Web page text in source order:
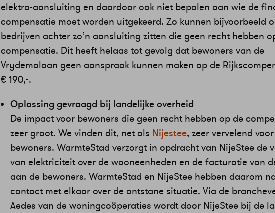
elektra-aansluiting en daardoor ook niet bepalen aan wie de
compensatie moet worden uitgekeerd. Zo kunnen bijvoorbeeld
bedrijven achter zo’n aansluiting zitten die geen recht hebben
compensatie. Dit heeft helaas tot gevolg dat bewoners van de
Vrydemalaan geen aanspraak kunnen maken op de
€ 190,-.
Oplossing gevraagd bij landelijke overheid
De impact voor bewoners die geen recht hebben op de
zeer groot. We vinden dit, net als Nijestee, zeer vervelend
bewoners. WarmteStad verzorgt in opdracht van NijeStee de
van elektriciteit over de wooneenheden en de facturatie van
aan de bewoners. WarmteStad en NijeStee hebben daarom
contact met elkaar over de ontstane situatie. Via de
Aedes van de woningcoöperaties wordt door NijeStee bij de